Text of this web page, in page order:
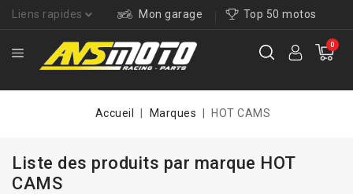
Liens rapides Mon garage Top 50 motos
0
Accueil Marques HOT CAMS
Liste des produits par marque HOT
CAMS